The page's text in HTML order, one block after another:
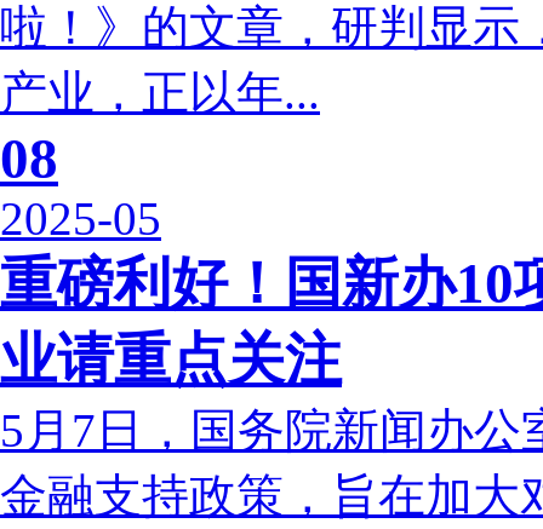
啦！》的文章，研判显示
产业，正以年...
08
2025-05
重磅利好！国新办10
业请重点关注
5月7日，国务院新闻办
金融支持政策，旨在加大